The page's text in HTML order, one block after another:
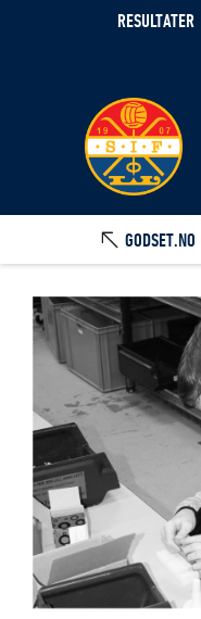
RESULTATER
GODSET.NO